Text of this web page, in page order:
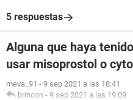
5 respuestas
Alguna que haya
usar misoprostol o
meva_91 - 9 sep 2021 a las 18:41
brincon - 9 sep 2021 a las 19:09